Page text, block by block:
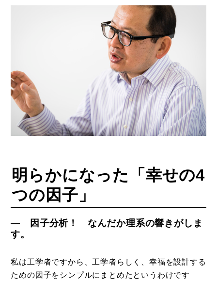
明らかになった「幸せの4
つの因子」
― 因子分析！ なんだか理系の響きがしま
す。
私は工学者ですから、工学者らしく、幸福を設計する
ための因子をシンプルにまとめたというわけです